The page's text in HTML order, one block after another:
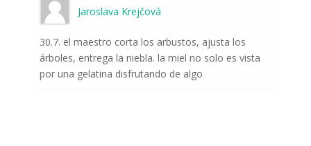
Jaroslava Krejčová
30.7. el maestro corta los arbustos, ajusta los
árboles, entrega la niebla. la miel no solo es vista
por una gelatina disfrutando de algo